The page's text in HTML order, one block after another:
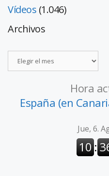
Vídeos (1.046)
Archivos
Hora
España (en